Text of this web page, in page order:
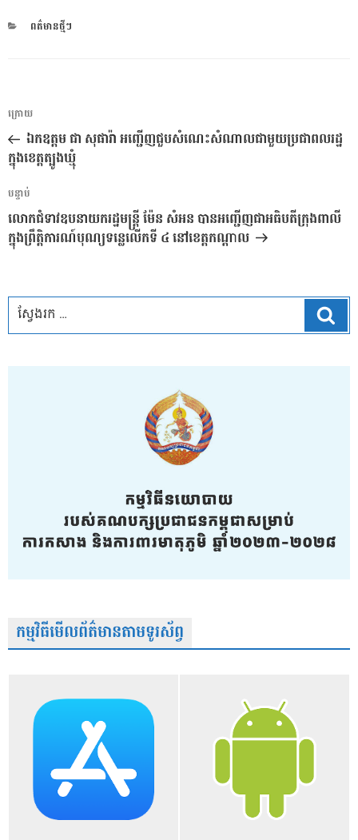
CATEGORIES
ពត៌មានថ្មីៗ
ការ​
នាំទិស​
ប្រកាស
អត្ថបទ
មុន
ក្រោយ
ឯកឧត្តម ជា សុផារ៉ា អញ្ជើញជួបសំណេះសំណាលជាមួយប្រជាពលរដ្ឋ
ក្នុងខេត្តត្បូងឃ្មុំ
អត្ថបទ
បន្ទាប់
បន្ទាប់
លោកជំទាវឧបនាយករដ្ឋមន្ត្រី ម៉ែន សំអន បានអញ្ជើញជាអធិបតីក្រុងពាលី
ក្នុងព្រឹត្តិការណ៍បុណ្យទន្លេលើកទី ៤ នៅខេត្តកណ្តាល
កម្មវិធីមើលព័ត៌មានតាមទូរស័ព្វ